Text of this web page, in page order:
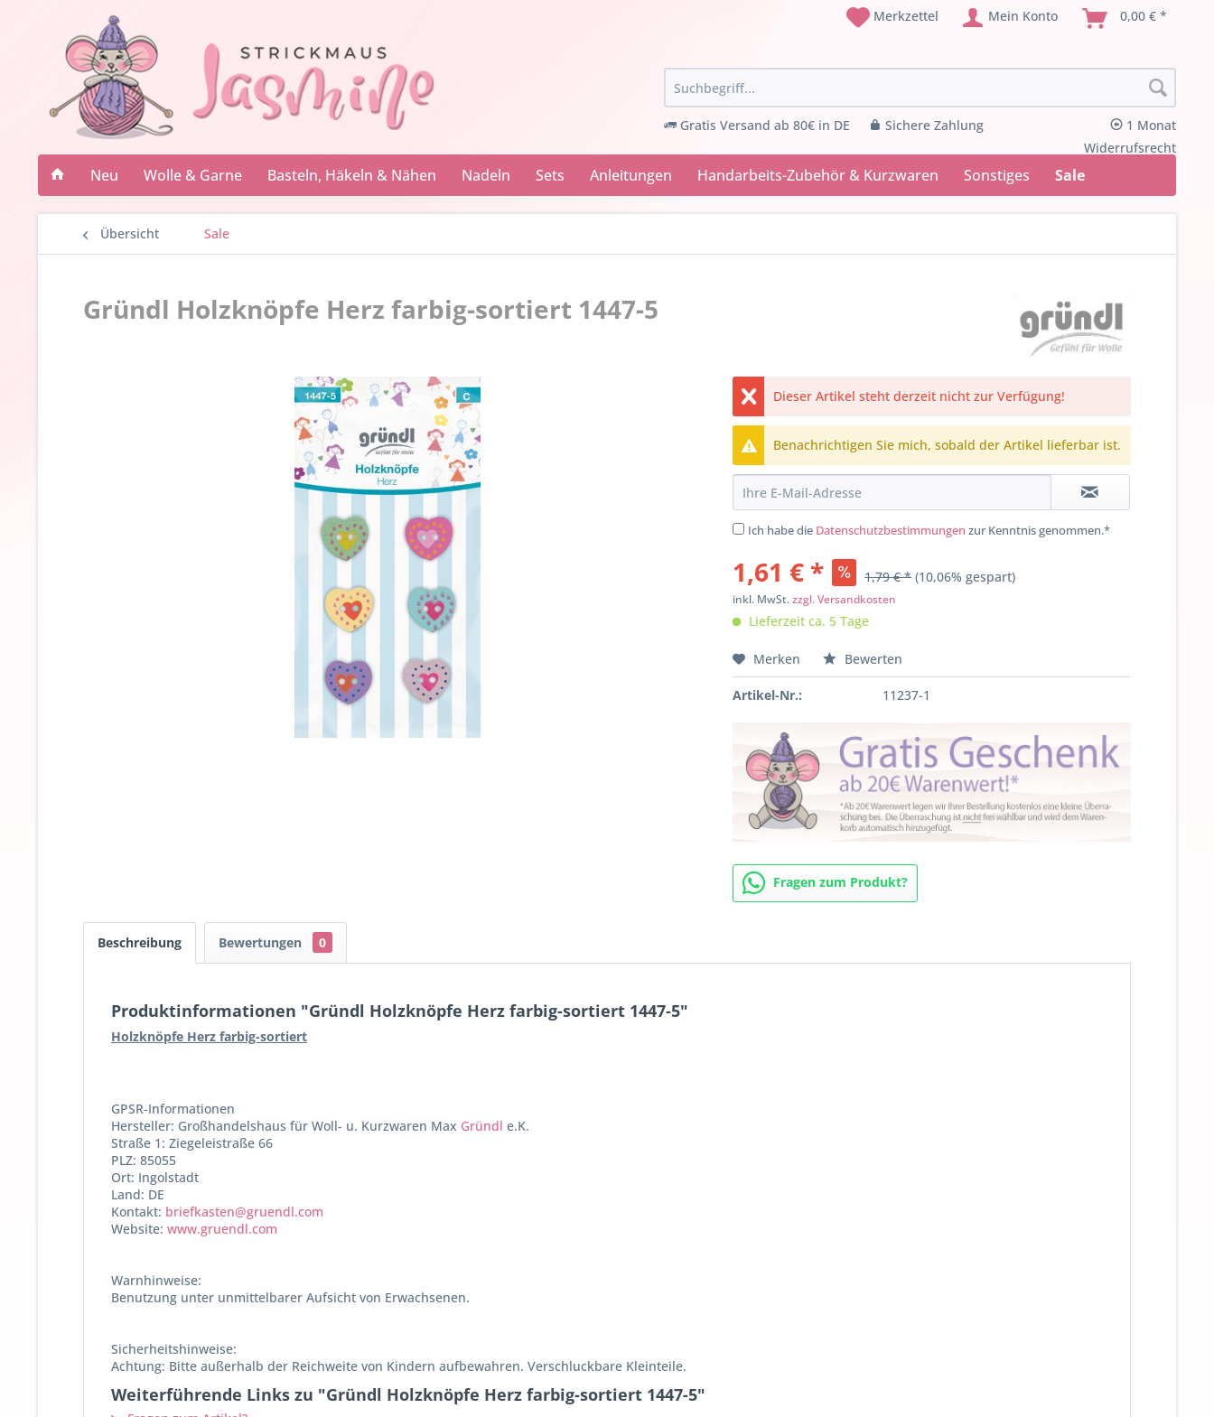
Merkzettel Mein Konto 0,00 € *
Gratis Versand ab 80€ in DE Sichere Zahlung
1 Monat
Widerrufsrecht
Neu Wolle & Garne Basteln, Häkeln & Nähen Nadeln Sets Anleitungen Handarbeits-Zubehör & Kurzwaren Sonstiges Sale
Übersicht Sale
Gründl Holzknöpfe Herz farbig-sortiert 1447-5
Dieser Artikel steht derzeit nicht zur Verfügung!
Benachrichtigen Sie mich, sobald der Artikel lieferbar ist.
Ich habe die Datenschutzbestimmungen zur Kenntnis genommen.*
1,61 € * 1,79 € * (10,06% gespart)
inkl. MwSt.zzgl. Versandkosten
Lieferzeit ca. 5 Tage
Merken Bewerten
Artikel-Nr.: 11237-1
Fragen zum Produkt?
Beschreibung Bewertungen 0
Produktinformationen "Gründl Holzknöpfe Herz farbig-sortiert 1447-5"
Holzknöpfe Herz farbig-sortiert
GPSR-Informationen
Hersteller: Großhandelshaus für Woll- u. Kurzwaren Max Gründl e.K.
Straße 1: Ziegeleistraße 66
PLZ: 85055
Ort: Ingolstadt
Land: DE
Kontakt: briefkasten@gruendl.com
Website: www.gruendl.com
Warnhinweise:
Benutzung unter unmittelbarer Aufsicht von Erwachsenen.
Sicherheitshinweise:
Achtung: Bitte außerhalb der Reichweite von Kindern aufbewahren. Verschluckbare Kleinteile.
Weiterführende Links zu "Gründl Holzknöpfe Herz farbig-sortiert 1447-5"